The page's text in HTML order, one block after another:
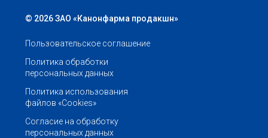
© 2026 ЗАО «Канонфарма продакшн»
Пользовательское соглашение
Политика обработки
персональных данных
Политика использования
файлов «Cookies»
Согласие на обработку
персональных данных